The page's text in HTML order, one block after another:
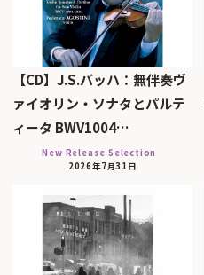
【CD】J.S.バッハ：無伴奏ヴ
ァイオリン・ソナタとパルテ
ィータ BWV1004…
New Release Selection
2026年7月31日